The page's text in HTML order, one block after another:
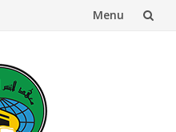
Menu